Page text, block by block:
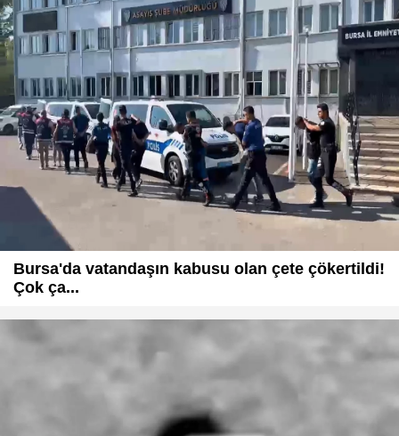
Bursa'da vatandaşın kabusu olan çete çökertildi!
Çok ça...